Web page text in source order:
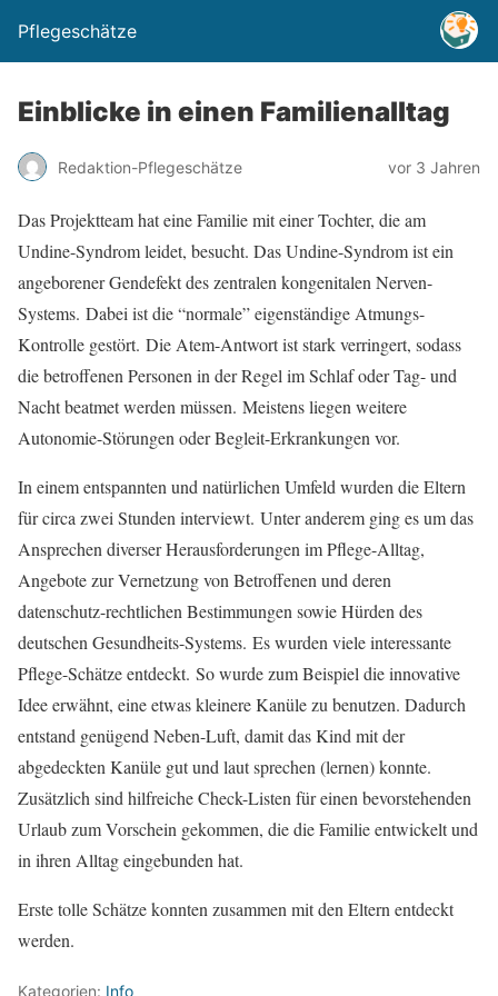
Pflegeschätze
Einblicke in einen Familienalltag
Redaktion-Pflegeschätze vor 3 Jahren
Das Projektteam hat eine Familie mit einer Tochter, die am
Undine-Syndrom leidet, besucht. Das Undine-Syndrom ist ein
angeborener Gendefekt des zentralen kongenitalen Nerven-
Systems. Dabei ist die “normale” eigenständige Atmungs-
Kontrolle gestört. Die Atem-Antwort ist stark verringert, sodass
die betroffenen Personen in der Regel im Schlaf oder Tag- und
Nacht beatmet werden müssen. Meistens liegen weitere
Autonomie-Störungen oder Begleit-Erkrankungen vor.
In einem entspannten und natürlichen Umfeld wurden die Eltern
für circa zwei Stunden interviewt. Unter anderem ging es um das
Ansprechen diverser Herausforderungen im Pflege-Alltag,
Angebote zur Vernetzung von Betroffenen und deren
datenschutz-rechtlichen Bestimmungen sowie Hürden des
deutschen Gesundheits-Systems. Es wurden viele interessante
Pflege-Schätze entdeckt. So wurde zum Beispiel die innovative
Idee erwähnt, eine etwas kleinere Kanüle zu benutzen. Dadurch
entstand genügend Neben-Luft, damit das Kind mit der
abgedeckten Kanüle gut und laut sprechen (lernen) konnte.
Zusätzlich sind hilfreiche Check-Listen für einen bevorstehenden
Urlaub zum Vorschein gekommen, die die Familie entwickelt und
in ihren Alltag eingebunden hat.
Erste tolle Schätze konnten zusammen mit den Eltern entdeckt
werden.
Kategorien: Info